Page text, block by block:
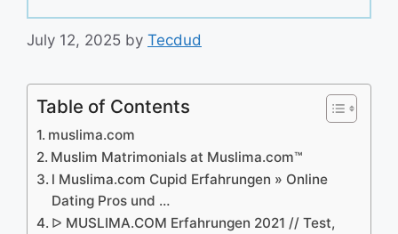
July 12, 2025 by Tecdud
Table of Contents
muslima.com
Muslim Matrimonials at Muslima.com™
l Muslima.com Cupid Erfahrungen » Online
Dating Pros und …
ᐅ MUSLIMA.COM Erfahrungen 2021 // Test,